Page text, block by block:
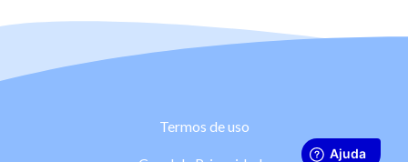
Termos de uso